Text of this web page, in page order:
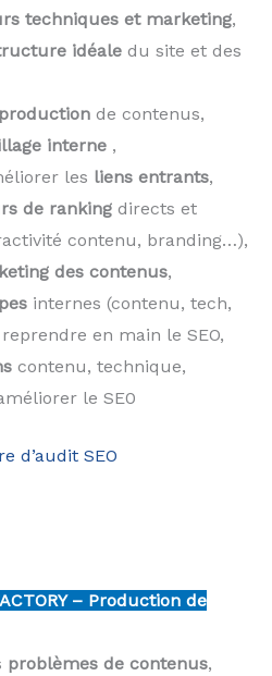
techniques et marketing,
idéale du site et des
de contenus,
interne ,
les liens entrants,
de ranking directs et
contenu, branding…),
des contenus,
internes (contenu, tech,
en main le SEO,
contenu, technique,
le SE0
d’audit SEO
– Production de
problèmes de contenus,